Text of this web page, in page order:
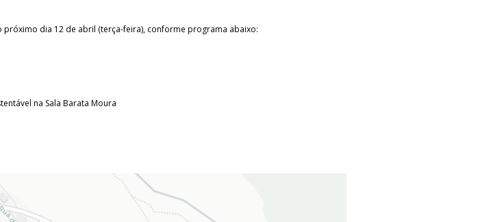
dia 12 de abril (terça-feira), conforme programa abaixo:
na Sala Barata Moura